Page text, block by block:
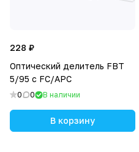
228 ₽
Оптический делитель FBT
5/95 с FC/APC
0 0 В наличии
В корзину